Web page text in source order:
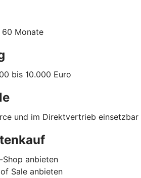
Monate
bis 10.000 Euro
und im Direktvertrieb einsetzbar
Shop anbieten
Sale anbieten